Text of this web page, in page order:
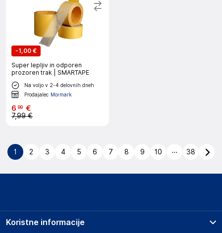
-1,00 €
Super lepljiv in odporen
prozoren trak | SMARTAPE
Na voljo v 2-4 delovnih dneh
Prodajalec Mormark
6 99 €
7,99 €
1 2 3 4 5 6 7 8 9 10 ... 38
Koristne informacije